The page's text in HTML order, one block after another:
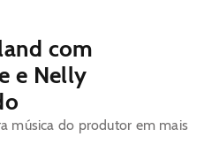
com
e Nelly
música do produtor em mais